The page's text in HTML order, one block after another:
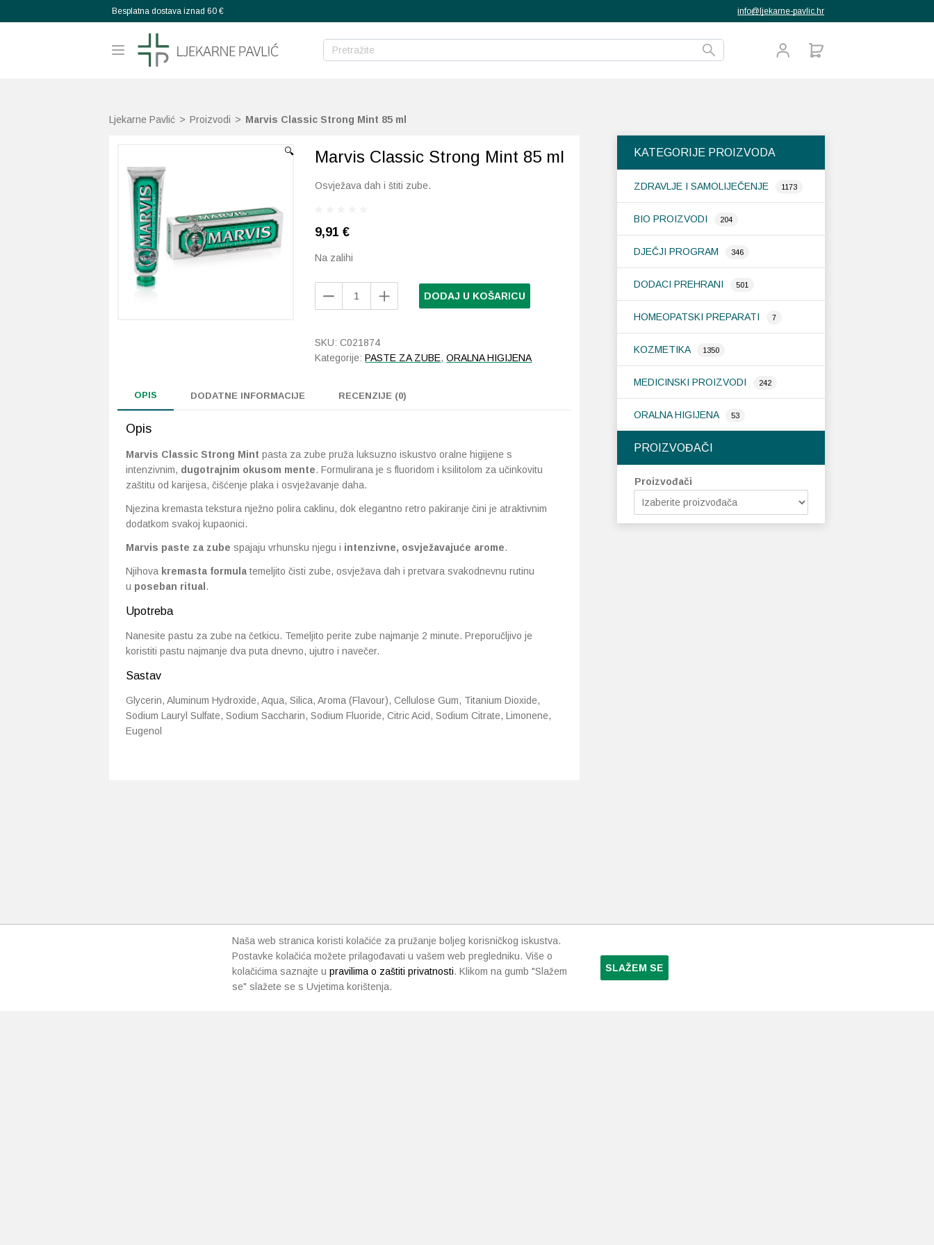
Besplatna dostava iznad 60 € info@ljekarne-pavlic.hr
Ljekarne Pavlić > Proizvodi > Marvis Classic Strong Mint 85 ml
KATEGORIJE PROIZVODA
ZDRAVLJE I SAMOLIJEČENJE 1173
BIO PROIZVODI 204
DJEČJI PROGRAM 346
DODACI PREHRANI 501
HOMEOPATSKI PREPARATI 7
KOZMETIKA 1350
MEDICINSKI PROIZVODI 242
ORALNA HIGIJENA 53
PROIZVOĐAČI
Proizvođači
🔍 Marvis Classic Strong Mint 85 ml
Osvježava dah i štiti zube.
9,91€
Na zalihi
DODAJ U KOŠARICU
SKU:C021874
Kategorije:PASTE ZA ZUBE,ORALNA HIGIJENA
OPIS DODATNE INFORMACIJE RECENZIJE (0)
Opis
Marvis Classic Strong Mint pasta za zube pruža luksuzno iskustvo oralne higijene s
intenzivnim, dugotrajnim okusom mente. Formulirana je s fluoridom i ksilitolom za učinkovitu
zaštitu od karijesa, čišćenje plaka i osvježavanje daha.
Njezina kremasta tekstura nježno polira caklinu, dok elegantno retro pakiranje čini je atraktivnim
dodatkom svakoj kupaonici.
Marvis paste za zube spajaju vrhunsku njegu i intenzivne, osvježavajuće arome.
Njihova kremasta formula temeljito čisti zube, osvježava dah i pretvara svakodnevnu rutinu
u poseban ritual .
Upotreba
Nanesite pastu za zube na četkicu. Temeljito perite zube najmanje 2 minute. Preporučljivo je
koristiti pastu najmanje dva puta dnevno, ujutro i navečer.
Sastav
Glycerin, Aluminum Hydroxide, Aqua, Silica, Aroma (Flavour), Cellulose Gum, Titanium Dioxide,
Sodium Lauryl Sulfate, Sodium Saccharin, Sodium Fluoride, Citric Acid, Sodium Citrate, Limonene,
Eugenol
Naša web stranica koristi kolačiće za pružanje boljeg korisničkog iskustva.
Postavke kolačića možete prilagođavati u vašem web pregledniku. Više o
kolačićima saznajte u pravilima o zaštiti privatnosti. Klikom na gumb "Slažem
se" slažete se s Uvjetima korištenja.
SLAŽEM SE